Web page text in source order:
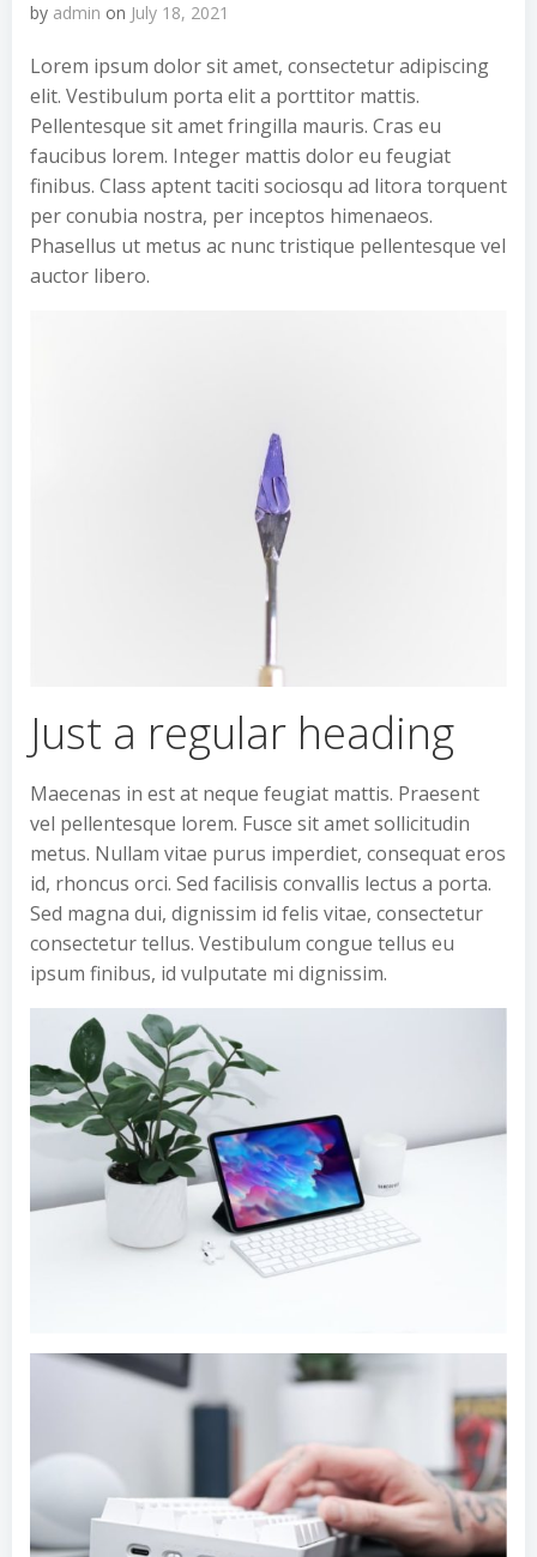
by admin on July 18, 2021
Lorem ipsum dolor sit amet, consectetur adipiscing
elit. Vestibulum porta elit a porttitor mattis.
Pellentesque sit amet fringilla mauris. Cras eu
faucibus lorem. Integer mattis dolor eu feugiat
finibus. Class aptent taciti sociosqu ad litora torquent
per conubia nostra, per inceptos himenaeos.
Phasellus ut metus ac nunc tristique pellentesque vel
auctor libero.
Just a regular heading
Maecenas in est at neque feugiat mattis. Praesent
vel pellentesque lorem. Fusce sit amet sollicitudin
metus. Nullam vitae purus imperdiet, consequat eros
id, rhoncus orci. Sed facilisis convallis lectus a porta.
Sed magna dui, dignissim id felis vitae, consectetur
consectetur tellus. Vestibulum congue tellus eu
ipsum finibus, id vulputate mi dignissim.